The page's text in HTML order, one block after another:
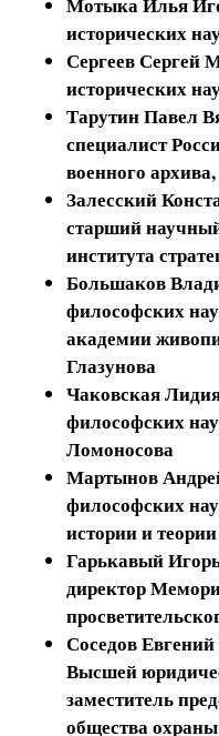
исторических
Сергеев Сергей
исторических
Тарутин Павел
специалист
военного
Залесский
старший
института
Большаков
философских
академии
Глазунова
Чаковская
философских
Ломоносова
Мартынов
философских
истории и
Гарькавый
директор
Соседов
Высшей
заместитель
общества